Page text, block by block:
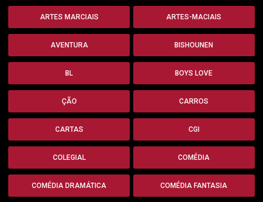
ARTES MARCIAIS ARTES-MACIAIS
AVENTURA BISHOUNEN
BL BOYS LOVE
ÇÃO CARROS
CARTAS CGI
COLEGIAL COMÉDIA
COMÉDIA DRAMÁTICA COMÉDIA FANTASIA